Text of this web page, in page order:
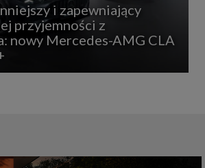
i zapewniający
przyjemności z
nowy Mercedes-AMG CLA